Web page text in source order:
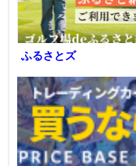
ふるさとズ